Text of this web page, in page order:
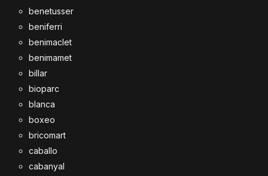
benetusser
beniferri
benimaclet
benimamet
billar
bioparc
blanca
boxeo
bricomart
caballo
cabanyal